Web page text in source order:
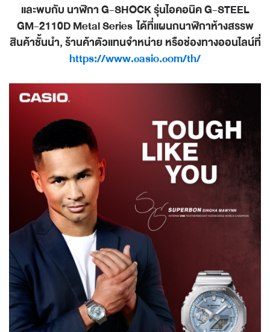
และพบกับ นาฬิกา G-SHOCK รุ่นไอคอนิค G-STEEL
GM-2110D Metal Series ได้ที่แผนกนาฬิกาห้างสรรพ
สินค้าชั้นนำ, ร้านค้าตัวแทนจำหน่าย หรือช่องทางออนไลน์ที่
https://www.casio.com/th/